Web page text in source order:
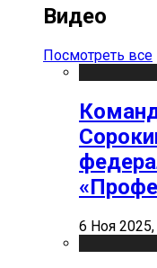
Видео
Посмотреть все
6 Ноя